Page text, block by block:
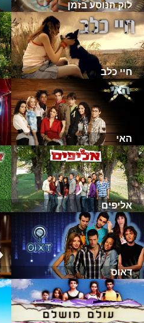
לוק הנוסע בזמן
חיי כלב
האי
אליפים
דאוס